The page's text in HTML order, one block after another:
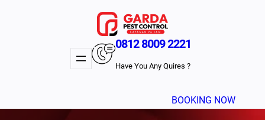
0812 8009 2221
Have You Any Quires ?
BOOKING NOW